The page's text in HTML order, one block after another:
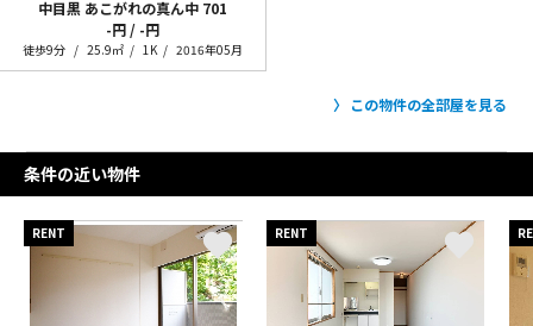
中目黒 あこがれの真ん中 701
-円 / -円
徒歩9分 25.9㎡ 1K 2016年05月
この物件の全部屋を見る
条件の近い物件
RENT RENT